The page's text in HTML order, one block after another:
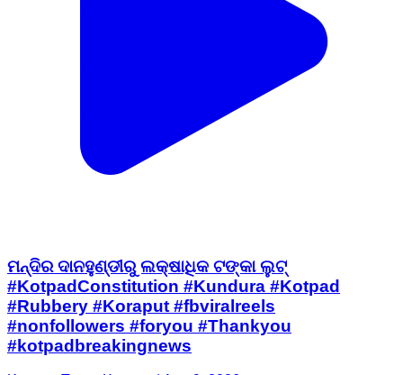
ମନ୍ଦିର ଦାନହୁଣ୍ଡୀରୁ ଲକ୍ଷାଧିକ ଟଙ୍କା ଲୁଟ୍
#KotpadConstitution #Kundura #Kotpad
#Rubbery #Koraput #fbviralreels
#nonfollowers #foryou #Thankyou
#kotpadbreakingnews